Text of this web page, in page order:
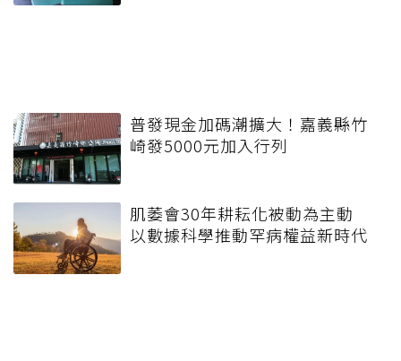
普發現金加碼潮擴大！嘉義縣竹
崎發5000元加入行列
肌萎會30年耕耘化被動為主動
以數據科學推動罕病權益新時代